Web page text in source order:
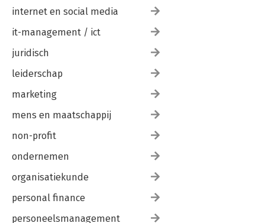
internet en social media
it-management / ict
juridisch
leiderschap
marketing
mens en maatschappij
non-profit
ondernemen
organisatiekunde
personal finance
personeelsmanagement